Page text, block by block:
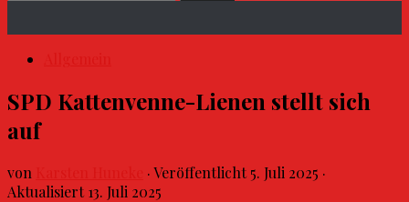
SPD Kattenvenne-Lienen stellt sich
auf
von · Veröffentlicht5. Juli 2025 ·
Aktualisiert13. Juli 2025